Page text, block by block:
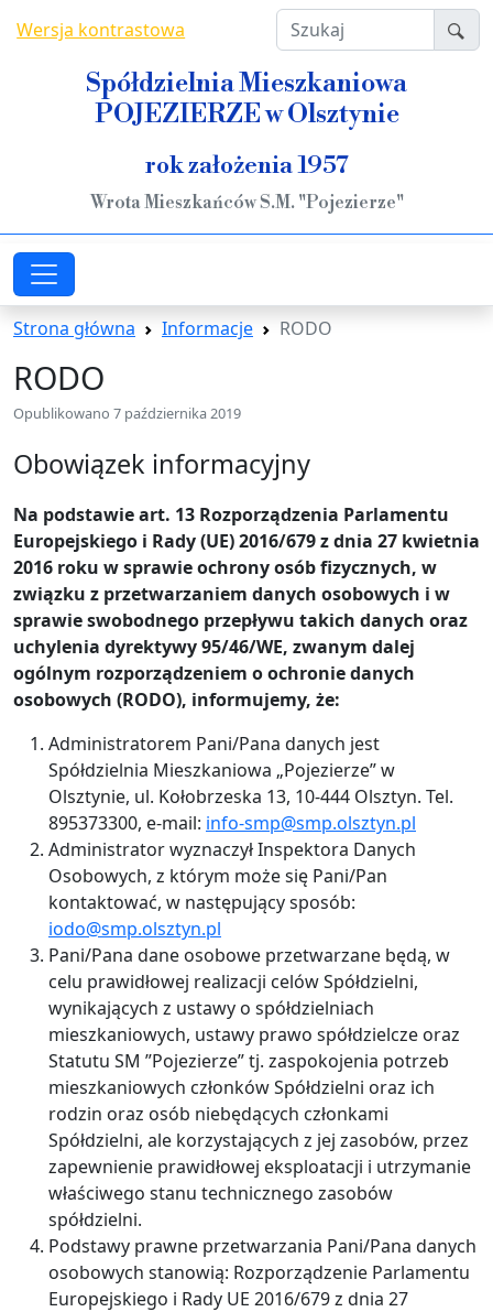
Wersja kontrastowa Szukaj
Spółdzielnia Mieszkaniowa
POJEZIERZE w Olsztynie
rok założenia 1957
Wrota Mieszkańców S.M. "Pojezierze"
Strona główna Informacje RODO
RODO
Opublikowano 7 października 2019
Obowiązek informacyjny
Na podstawie art. 13 Rozporządzenia Parlamentu
Europejskiego i Rady (UE) 2016/679 z dnia 27 kwietnia
2016 roku w sprawie ochrony osób fizycznych, w
związku z przetwarzaniem danych osobowych i w
sprawie swobodnego przepływu takich danych oraz
uchylenia dyrektywy 95/46/WE, zwanym dalej
ogólnym rozporządzeniem o ochronie danych
osobowych (RODO), informujemy, że:
Administratorem Pani/Pana danych jest
Spółdzielnia Mieszkaniowa „Pojezierze” w
Olsztynie, ul. Kołobrzeska 13, 10-444 Olsztyn. Tel.
895373300, e-mail: info-smp@smp.olsztyn.pl
Administrator wyznaczył Inspektora Danych
Osobowych, z którym może się Pani/Pan
kontaktować, w następujący sposób:
iodo@smp.olsztyn.pl
Pani/Pana dane osobowe przetwarzane będą, w
celu prawidłowej realizacji celów Spółdzielni,
wynikających z ustawy o spółdzielniach
mieszkaniowych, ustawy prawo spółdzielcze oraz
Statutu SM ”Pojezierze” tj. zaspokojenia potrzeb
mieszkaniowych członków Spółdzielni oraz ich
rodzin oraz osób niebędących członkami
Spółdzielni, ale korzystających z jej zasobów, przez
zapewnienie prawidłowej eksploatacji i utrzymanie
właściwego stanu technicznego zasobów
spółdzielni.
Podstawy prawne przetwarzania Pani/Pana danych
osobowych stanowią: Rozporządzenie Parlamentu
Europejskiego i Rady UE 2016/679 z dnia 27